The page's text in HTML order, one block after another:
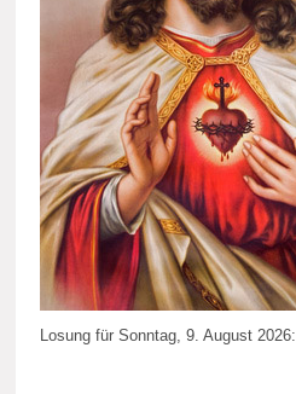
Losung für Sonntag, 9. August 2026: